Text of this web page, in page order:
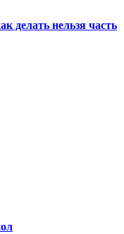
делать нельзя часть